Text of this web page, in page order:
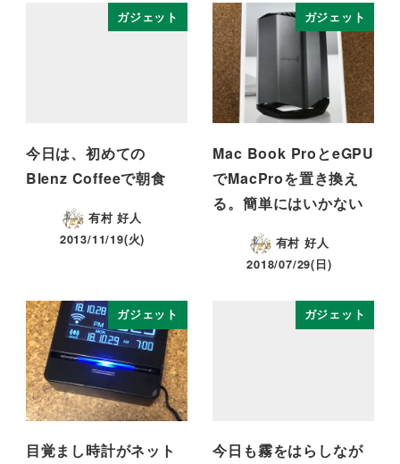
ガジェット
今日は、初めての
Blenz Coffeeで朝食
有村 好人
2013/11/19(火)
ガジェット
Mac Book ProとeGPU
でMacProを置き換え
る。簡単にはいかない
有村 好人
2018/07/29(日)
ガジェット
目覚まし時計がネット
ガジェット
今日も霧をはらしなが